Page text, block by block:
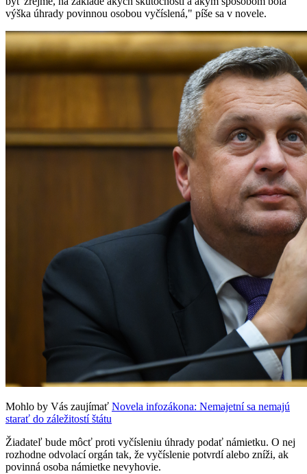
výška úhrady povinnou osobou vyčíslená," píše sa v novele.
Mohlo by Vás zaujímať Novela infozákona: Nemajetní sa nemajú
starať do záležitostí štátu
Žiadateľ bude môcť proti vyčísleniu úhrady podať námietku. O nej
rozhodne odvolací orgán tak, že vyčíslenie potvrdí alebo zníži, ak
povinná osoba námietke nevyhovie.